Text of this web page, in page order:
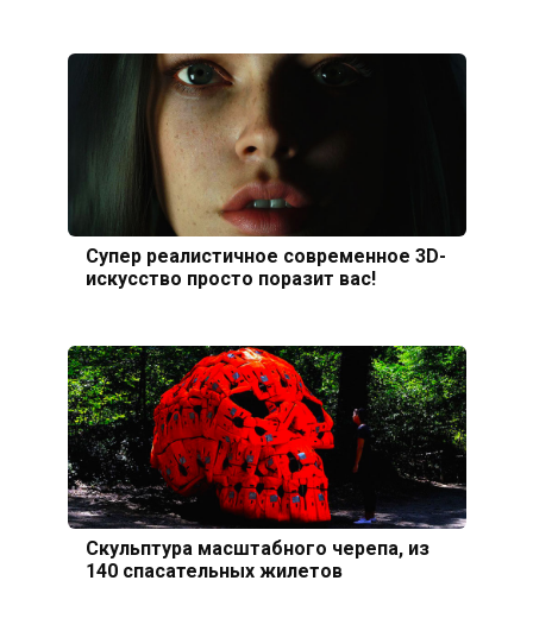
Супер реалистичное современное 3D-
искусство просто поразит вас!
Скульптура масштабного черепа, из
140 спасательных жилетов